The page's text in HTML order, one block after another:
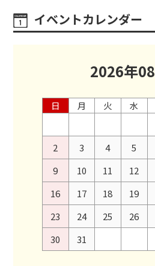
イベントカレンダー
2026年08
日 月 火 水
2
3 4 5
9
10 11 12
16
17 18 19
23
24 25 26
30
31